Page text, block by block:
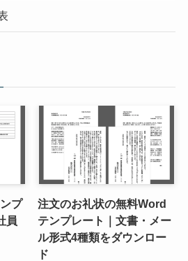
プ
員
注文のお礼状の無料Word
テンプレート｜文書・メー
ル形式4種類をダウンロー
ド